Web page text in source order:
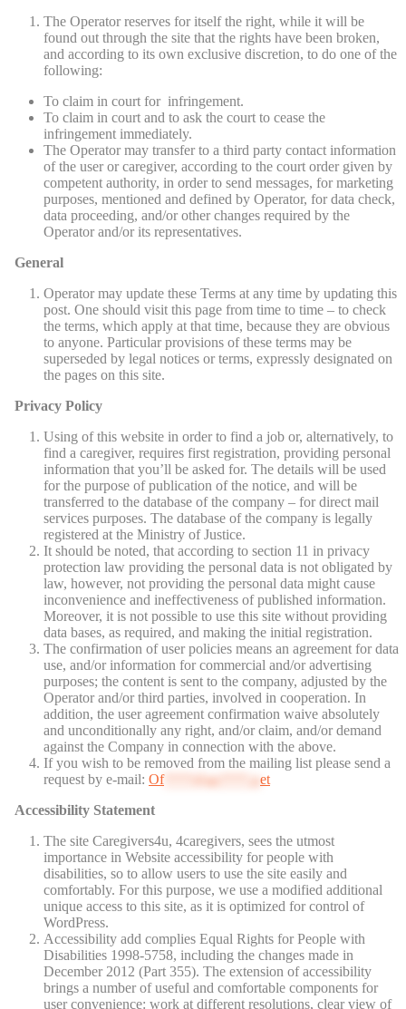
The Operator reserves for itself the right, while it will be
found out through the site that the rights have been broken,
and according to its own exclusive discretion, to do one of the
following:
To claim in court for infringement.
To claim in court and to ask the court to cease the
infringement immediately.
The Operator may transfer to a third party contact information
of the user or caregiver, according to the court order given by
competent authority, in order to send messages, for marketing
purposes, mentioned and defined by Operator, for data check,
data proceeding, and/or other changes required by the
Operator and/or its representatives.
General
Operator may update these Terms at any time by updating this
post. One should visit this page from time to time – to check
the terms, which apply at that time, because they are obvious
to anyone. Particular provisions of these terms may be
superseded by legal notices or terms, expressly designated on
the pages on this site.
Privacy Policy
Using of this website in order to find a job or, alternatively, to
find a caregiver, requires first registration, providing personal
information that you’ll be asked for. The details will be used
for the purpose of publication of the notice, and will be
transferred to the database of the company – for direct mail
services purposes. The database of the company is legally
registered at the Ministry of Justice.
It should be noted, that according to section 11 in privacy
protection law providing the personal data is not obligated by
law, however, not providing the personal data might cause
inconvenience and ineffectiveness of published information.
Moreover, it is not possible to use this site without providing
data bases, as required, and making the initial registration.
The confirmation of user policies means an agreement for data
use, and/or information for commercial and/or advertising
purposes; the content is sent to the company, adjusted by the
Operator and/or third parties, involved in cooperation. In
addition, the user agreement confirmation waive absolutely
and unconditionally any right, and/or claim, and/or demand
against the Company in connection with the above.
If you wish to be removed from the mailing list please send a
request by e-mail: Of****@av****.net
Accessibility Statement
The site Caregivers4u, 4caregivers, sees the utmost
importance in Website accessibility for people with
disabilities, so to allow users to use the site easily and
comfortably. For this purpose, we use a modified additional
unique access to this site, as it is optimized for control of
WordPress.
Accessibility add complies Equal Rights for People with
Disabilities 1998-5758, including the changes made in
December 2012 (Part 355). The extension of accessibility
brings a number of useful and comfortable components for
user convenience: work at different resolutions, clear view of